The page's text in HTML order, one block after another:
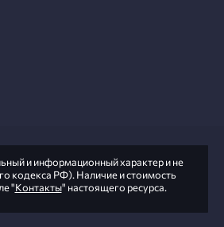
и информационный характер и не
кодекса РФ). Наличие и стоимость
"Контакты" настоящего ресурса.